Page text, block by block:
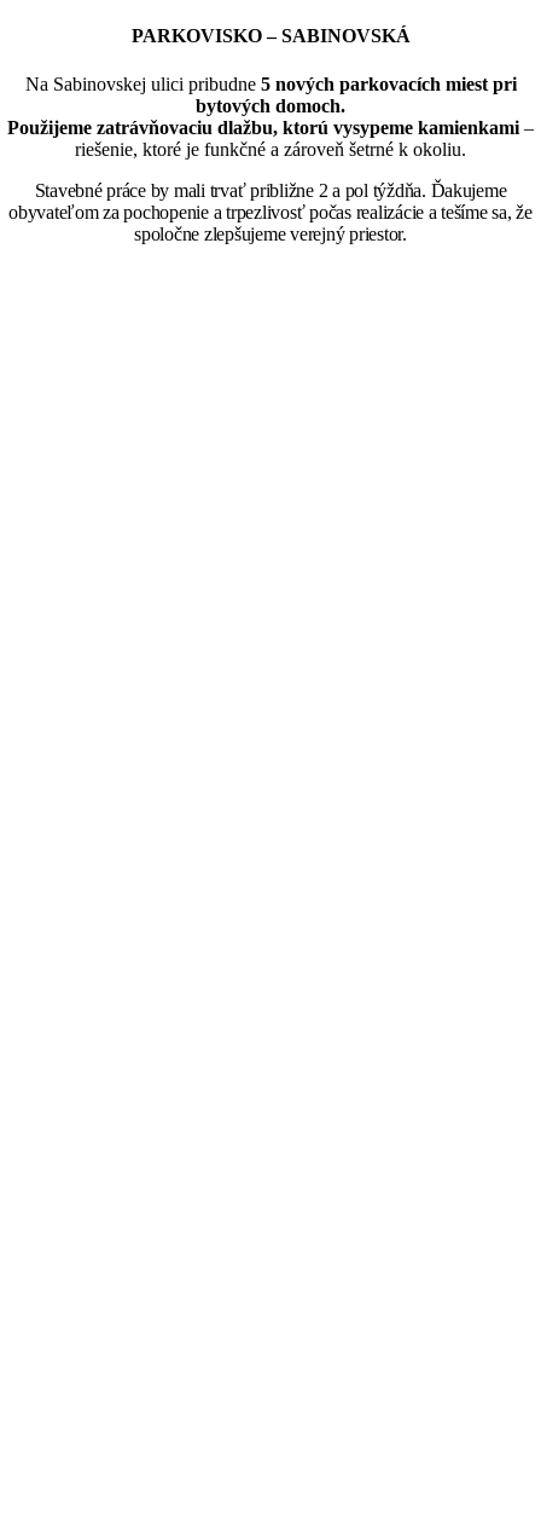
PARKOVISKO – SABINOVSKÁ
Na Sabinovskej ulici pribudne5 nových parkovacích miest pri
bytových domoch.
Použijeme zatrávňovaciu dlažbu, ktorú vysypeme kamienkami –
riešenie, ktoré je funkčné a zároveň šetrné k okoliu.
Stavebné práce by mali trvať približne 2 a pol týždňa. Ďakujeme
obyvateľom za pochopenie a trpezlivosť počas realizácie a tešíme sa, že
spoločne zlepšujeme verejný priestor.